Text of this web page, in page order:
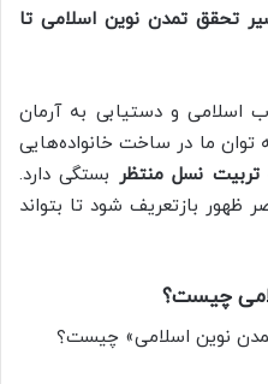
تحقق تمدن نوین اسلامی تا
اسلامی و دستیابی به آرمان
ما در ساخت خانواده‌هایی
تربیت نسل منتظر بستگی دارد.
ظهور بازتعریف شود تا بتواند
چیست؟
تمدن نوین اسلامی» چیست؟